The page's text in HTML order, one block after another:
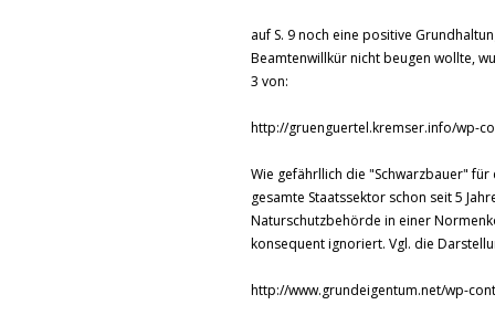
auf S. 9 noch eine positive
Beamtenwillkür nicht beugen wollte,
3 von:
http://gruenguertel.kremser.info/wp-
Wie gefährllich die "Schwarzbauer"
gesamte Staatssektor schon seit 5
Naturschutzbehörde in einer
konsequent ignoriert. Vgl. die
http://www.grundeigentum.net/wp-